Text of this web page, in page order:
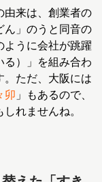
来は、創業者の
ん」のうと同音の
ように会社が跳躍
る）」を組み合わ
。ただ、大阪には
卯 」もあるので、
れませんね。